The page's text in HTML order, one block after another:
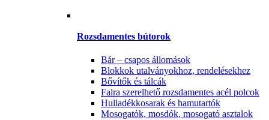
Rozsdamentes bútorok
Bár – csapos állomások
Blokkok utalványokhoz, rendelésekhez
Bővítők és tálcák
Falra szerelhető rozsdamentes acél polcok
Hulladékkosarak és hamutartók
Mosogatók, mosdók, mosogató asztalok